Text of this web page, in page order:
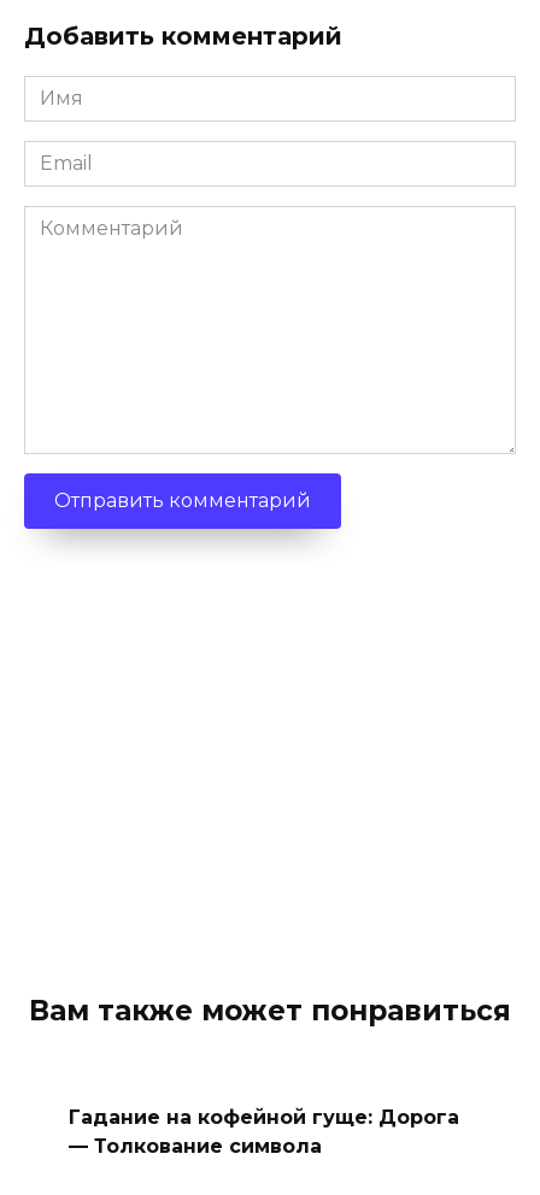
Добавить комментарий
Имя
*
Email
*
Комментарий
Вам также может понравиться
Гадание на кофейной гуще: Дорога
— Толкование символа